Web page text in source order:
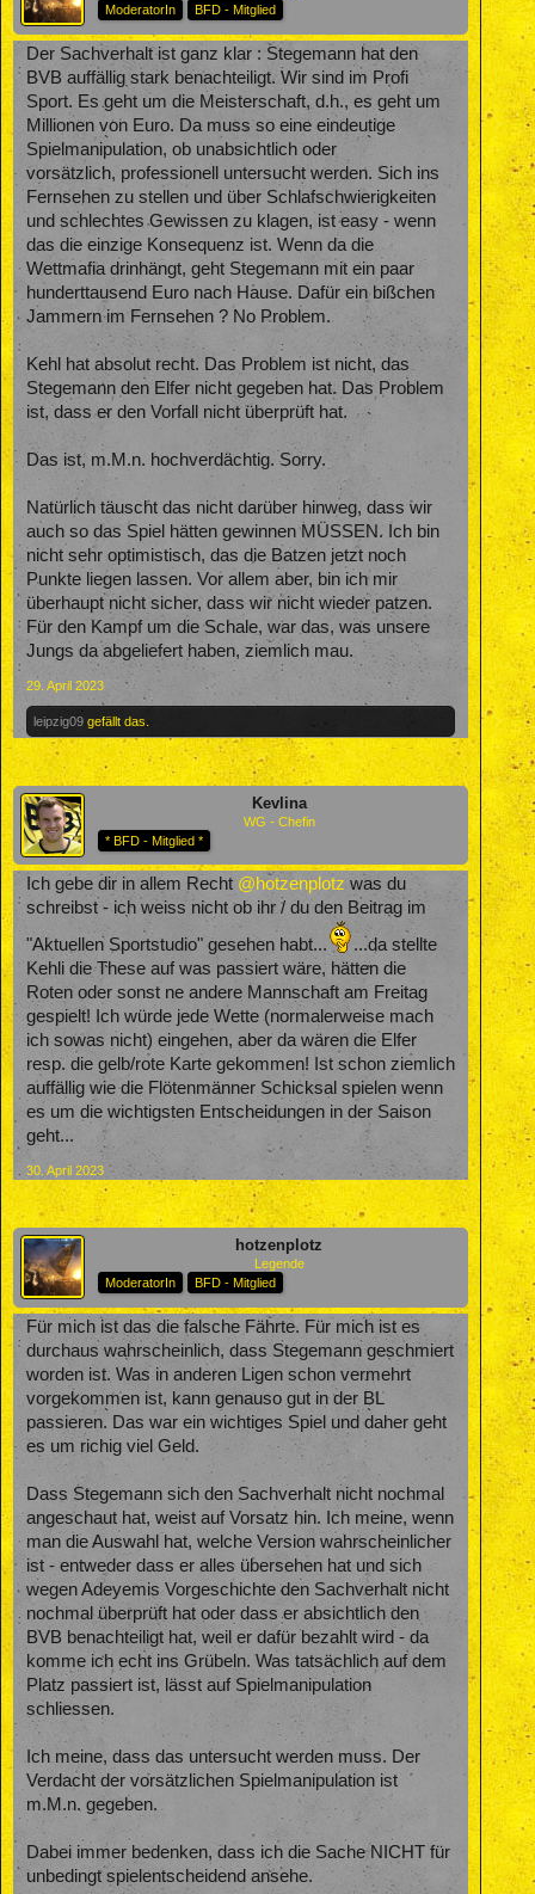
ModeratorIn
BFD - Mitglied
Der Sachverhalt ist ganz klar : Stegemann hat den
BVB auffällig stark benachteiligt. Wir sind im Profi
Sport. Es geht um die Meisterschaft, d.h., es geht um
Millionen von Euro. Da muss so eine eindeutige
Spielmanipulation, ob unabsichtlich oder
vorsätzlich, professionell untersucht werden. Sich ins
Fernsehen zu stellen und über Schlafschwierigkeiten
und schlechtes Gewissen zu klagen, ist easy - wenn
das die einzige Konsequenz ist. Wenn da die
Wettmafia drinhängt, geht Stegemann mit ein paar
hunderttausend Euro nach Hause. Dafür ein bißchen
Jammern im Fernsehen ? No Problem.
Kehl hat absolut recht. Das Problem ist nicht, das
Stegemann den Elfer nicht gegeben hat. Das Problem
ist, dass er den Vorfall nicht überprüft hat.
Das ist, m.M.n. hochverdächtig. Sorry.
Natürlich täuscht das nicht darüber hinweg, dass wir
auch so das Spiel hätten gewinnen MÜSSEN. Ich bin
nicht sehr optimistisch, das die Batzen jetzt noch
Punkte liegen lassen. Vor allem aber, bin ich mir
überhaupt nicht sicher, dass wir nicht wieder patzen.
Für den Kampf um die Schale, war das, was unsere
Jungs da abgeliefert haben, ziemlich mau.
29. April 2023
leipzig09 gefällt das.
Kevlina
WG - Chefin
* BFD - Mitglied *
Ich gebe dir in allem Recht @hotzenplotz was du
schreibst - ich weiss nicht ob ihr / du den Beitrag im
"Aktuellen Sportstudio" gesehen habt...
...da stellte
Kehli die These auf was passiert wäre, hätten die
Roten oder sonst ne andere Mannschaft am Freitag
gespielt! Ich würde jede Wette (normalerweise mach
ich sowas nicht) eingehen, aber da wären die Elfer
resp. die gelb/rote Karte gekommen! Ist schon ziemlich
auffällig wie die Flötenmänner Schicksal spielen wenn
es um die wichtigsten Entscheidungen in der Saison
geht...
30. April 2023
hotzenplotz
Legende
ModeratorIn
BFD - Mitglied
Für mich ist das die falsche Fährte. Für mich ist es
durchaus wahrscheinlich, dass Stegemann geschmiert
worden ist. Was in anderen Ligen schon vermehrt
vorgekommen ist, kann genauso gut in der BL
passieren. Das war ein wichtiges Spiel und daher geht
es um richig viel Geld.
Dass Stegemann sich den Sachverhalt nicht nochmal
angeschaut hat, weist auf Vorsatz hin. Ich meine, wenn
man die Auswahl hat, welche Version wahrscheinlicher
ist - entweder dass er alles übersehen hat und sich
wegen Adeyemis Vorgeschichte den Sachverhalt nicht
nochmal überprüft hat oder dass er absichtlich den
BVB benachteiligt hat, weil er dafür bezahlt wird - da
komme ich echt ins Grübeln. Was tatsächlich auf dem
Platz passiert ist, lässt auf Spielmanipulation
schliessen.
Ich meine, dass das untersucht werden muss. Der
Verdacht der vorsätzlichen Spielmanipulation ist
m.M.n. gegeben.
Dabei immer bedenken, dass ich die Sache NICHT für
unbedingt spielentscheidend ansehe.